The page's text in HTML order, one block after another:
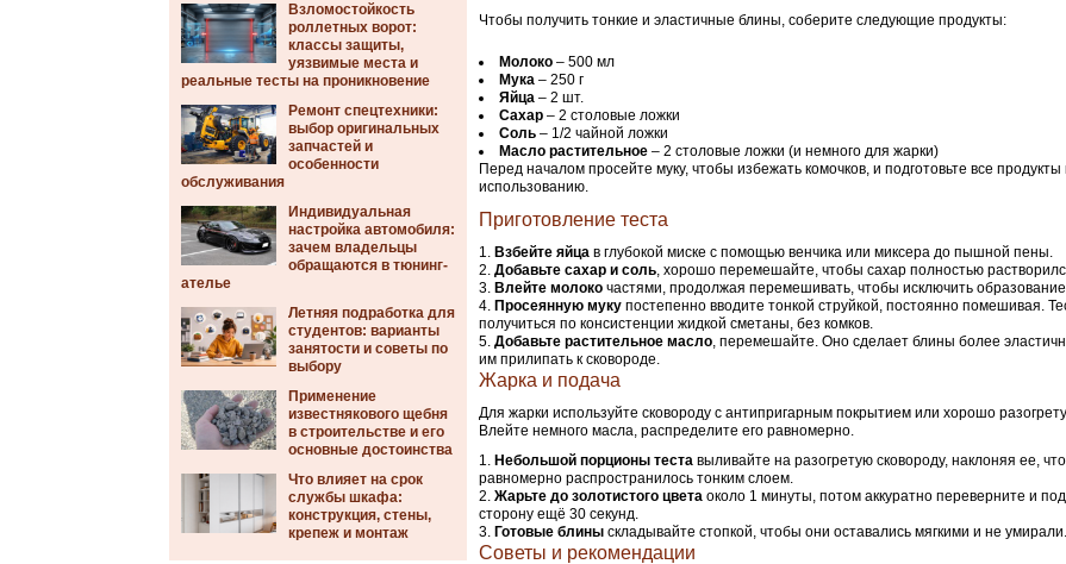
Взломостойкость
роллетных ворот:
классы защиты,
уязвимые места и
реальные тесты на проникновение
Ремонт спецтехники:
выбор оригинальных
запчастей и
особенности
обслуживания
Индивидуальная
настройка автомобиля:
зачем владельцы
обращаются в тюнинг-
ателье
Летняя подработка для
студентов: варианты
занятости и советы по
выбору
Применение
известнякового щебня
в строительстве и его
основные достоинства
Что влияет на срок
службы шкафа:
конструкция, стены,
крепеж и монтаж
Чтобы получить тонкие и эластичные блины, соберите следующие продукты:
Молоко – 500 мл
Мука – 250 г
Яйца – 2 шт.
Сахар – 2 столовые ложки
Соль – 1/2 чайной ложки
Масло растительное – 2 столовые ложки (и немного для жарки)
Перед началом просейте муку, чтобы избежать комочков, и подготовьте все продукты
использованию.
Приготовление теста
Взбейте яйца в глубокой миске с помощью венчика или миксера до пышной пены.
Добавьте сахар и соль, хорошо перемешайте, чтобы сахар полностью
Влейте молоко частями, продолжая перемешивать, чтобы исключить образование
Просеянную муку постепенно вводите тонкой струйкой, постоянно помешивая.
получиться по консистенции жидкой сметаны, без комков.
Добавьте растительное масло, перемешайте. Оно сделает блины более
им прилипать к сковороде.
Жарка и подача
Для жарки используйте сковороду с антипригарным покрытием или хорошо
Влейте немного масла, распределите его равномерно.
Небольшой порционы теста выливайте на разогретую сковороду, наклоняя ее,
равномерно распространилось тонким слоем.
Жарьте до золотистого цвета около 1 минуты, потом аккуратно переверните и
сторону ещё 30 секунд.
Готовые блины складывайте стопкой, чтобы они оставались мягкими и не умирали.
Советы и рекомендации